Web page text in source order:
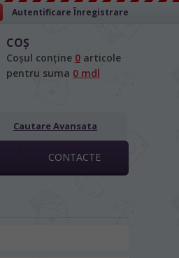
Autentificare Înregistrare
COŞ
Coșul conține 0articole
pentru suma 0 mdl
Cautare Avansata
CONTACTE